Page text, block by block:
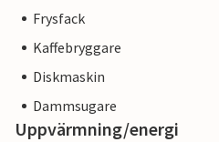
Frysfack
Kaffebryggare
Diskmaskin
Dammsugare
Uppvärmning/energi